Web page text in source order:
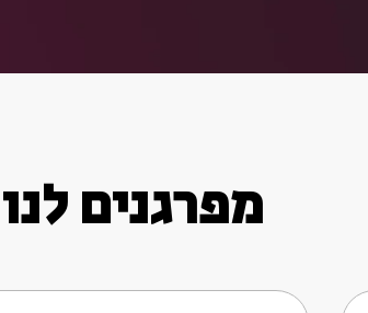
מפרגנים